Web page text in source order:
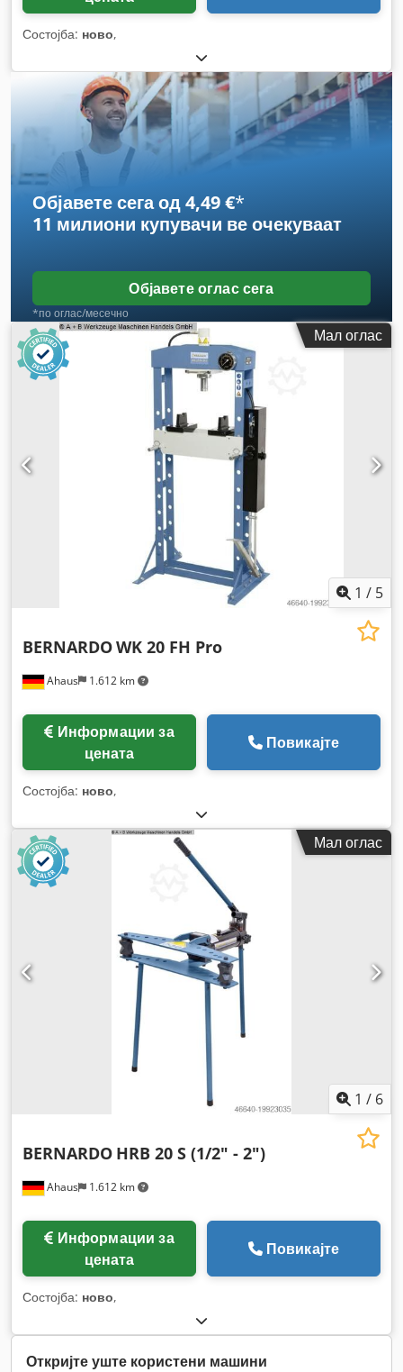
Состојба: ново,
Објавете сега од 4,49 €*
11 милиони купувачи ве очекуваат
Објавете оглас сега
*по оглас/месечно
Мал оглас
1 / 5
Ahaus 1.612 km
BERNARDOWK 20 FH Pro
цената
Повикајте
Состојба: ново,
Мал оглас
1 / 6
Ahaus 1.612 km
BERNARDO HRB 20 S (1/2" - 2")
цената
Повикајте
Состојба: ново,
Откријте уште користени машини